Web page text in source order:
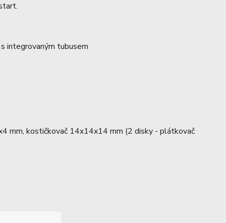
integrovaným tubusem
mm, kostičkovač 14x14x14 mm (2 disky - plátkovač